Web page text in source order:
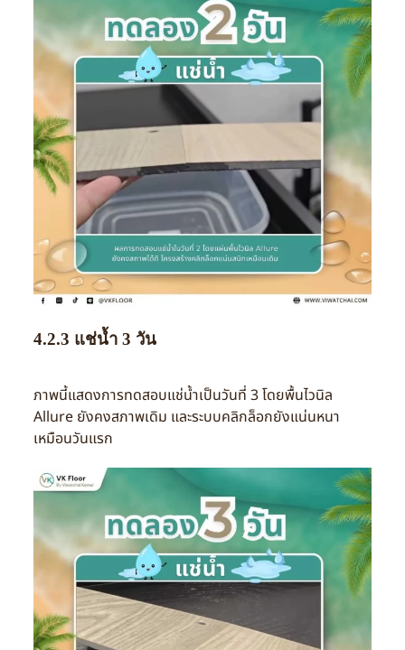
4.2.3 แช่น้ำ 3 วัน
ภาพนี้แสดงการทดสอบแช่น้ำเป็นวันที่ 3 โดยพื้นไวนิล
Allure ยังคงสภาพเดิม และระบบคลิกล็อกยังแน่นหนา
เหมือนวันแรก